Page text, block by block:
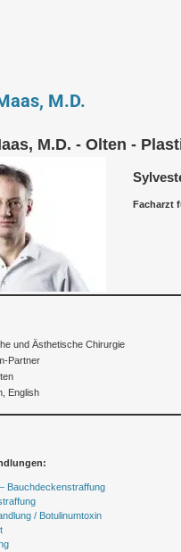
M.D.
M.D. - Olten -
Facharzt
und Ästhetische Chirurgie
Partner
English
Bauchdeckenstraffung
/ Botulinumtoxin